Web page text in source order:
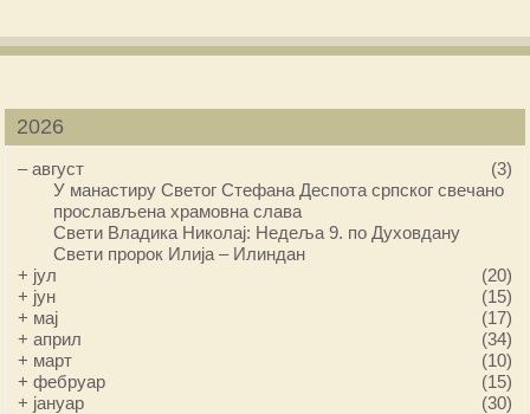
2026
–август
(3)
У манастиру Светог Стефана Деспота српског свечано
прослављена храмовна слава
Свети Владика Николај: Недеља 9. по Духовдану
Свети пророк Илија – Илиндан
+ јул
(20)
+ јун
(15)
+ мај
(17)
+април
(34)
+ март
(10)
+фебруар
(15)
+ јануар (30)